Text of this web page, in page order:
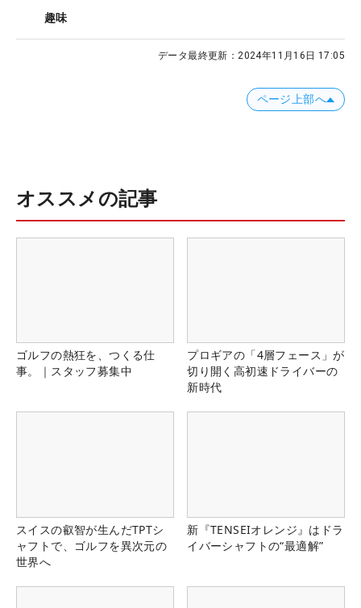
趣味
データ最終更新：2024年11月16日 17:05
ページ上部へ
オススメの記事
ゴルフの熱狂を、つくる仕
事。｜スタッフ募集中
プロギアの「4層フェース」が
切り開く高初速ドライバーの
新時代
スイスの叡智が生んだTPTシ
ャフトで、ゴルフを異次元の
世界へ
新『TENSEIオレンジ』はドラ
イバーシャフトの“最適解”